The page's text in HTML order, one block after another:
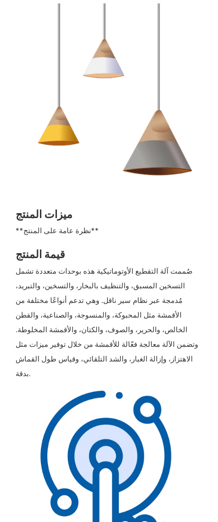
ميزات المنتج
**نظرة عامة على المنتج**
قيمة المنتج
صُممت آلة التقطيع الأوتوماتيكية هذه بوحدات متعددة تشمل
التسخين المسبق، والتنظيف بالبخار، والتسخين، والتبريد،
مُدمجة عبر نظام سير ناقل. وهي تدعم أنواعًا مختلفة من
الأقمشة مثل المحبوكة، والمنسوجة، والصناعية، والقطن
الخالص، والحرير، والصوف، والكتان، والأقمشة المخلوطة.
وتضمن الآلة معالجة فعّالة للأقمشة من خلال توفير ميزات مثل
الاهتزاز، وإزالة الغبار، والشد التلقائي، وقياس طول القماش
بدقة.